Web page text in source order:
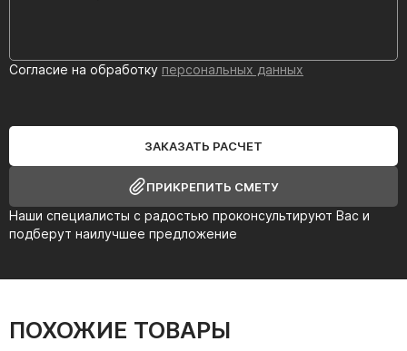
Наши специалисты с радостью проконсультируют Вас и
подберут наилучшее предложение
Согласие на обработку персональных данных
ЗАКАЗАТЬ РАСЧЕТ
ПРИКРЕПИТЬ СМЕТУ
ПОХОЖИЕ ТОВАРЫ